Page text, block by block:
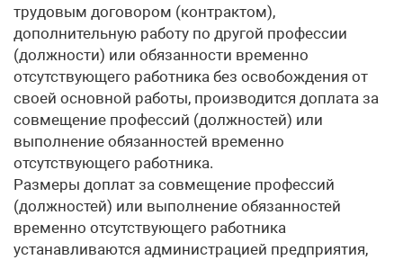
трудовым договором (контрактом),
дополнительную работу по другой профессии
(должности) или обязанности временно
отсутствующего работника без освобождения от
своей основной работы, производится доплата за
совмещение профессий (должностей) или
выполнение обязанностей временно
отсутствующего работника.
Размеры доплат за совмещение профессий
(должностей) или выполнение обязанностей
временно отсутствующего работника
устанавливаются администрацией предприятия,